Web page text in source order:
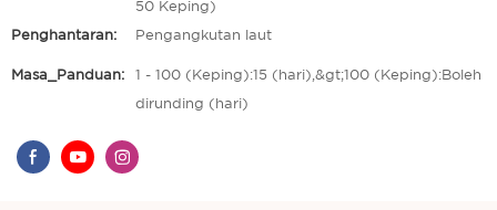
50 Keping)
Penghantaran: Pengangkutan laut
Masa_Panduan: 1 - 100 (Keping):15 (hari),&gt;100 (Keping):Boleh
dirunding (hari)